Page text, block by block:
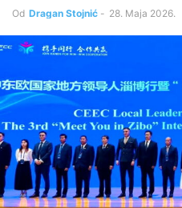
Od Dragan Stojnić - 28. Maja 2026.